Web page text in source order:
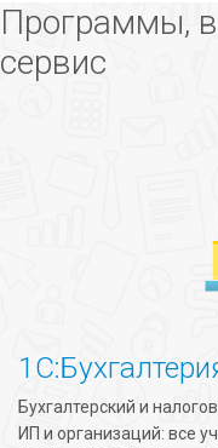
Программы,
сервис
Бухгалтерский и
ИП и организаций: все